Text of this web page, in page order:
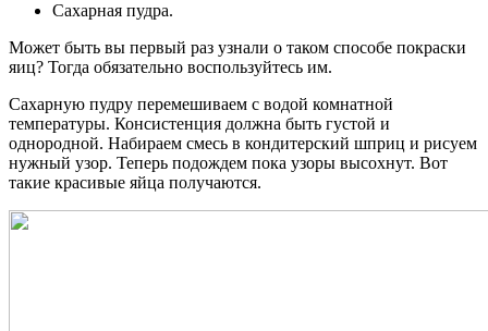
Сахарная пудра.
Может быть вы первый раз узнали о таком способе покраски
яиц? Тогда обязательно воспользуйтесь им.
Сахарную пудру перемешиваем с водой комнатной
температуры. Консистенция должна быть густой и
однородной. Набираем смесь в кондитерский шприц и рисуем
нужный узор. Теперь подождем пока узоры высохнут. Вот
такие красивые яйца получаются.